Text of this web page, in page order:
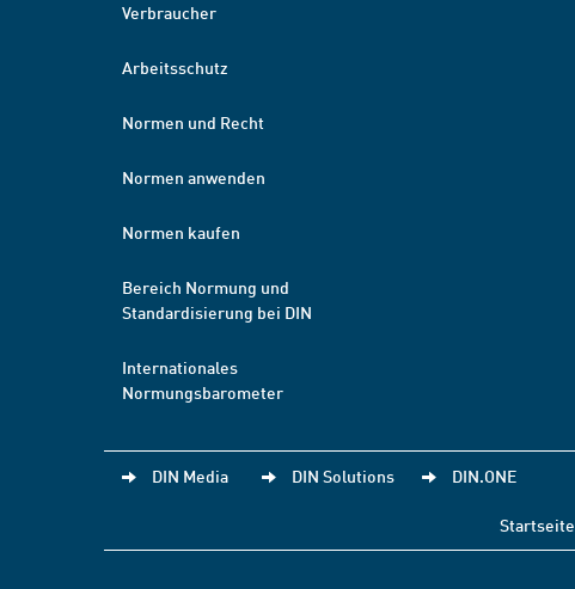
Verbraucher
Arbeitsschutz
Normen und Recht
Normen anwenden
Normen kaufen
Bereich Normung und
Standardisierung bei DIN
Internationales
Normungsbarometer
DIN Media DIN Solutions DIN.ONE
Startseite